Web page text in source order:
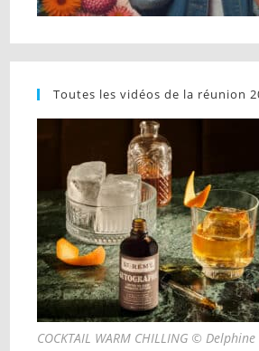
Toutes les vidéos de la réunion
COCKTAIL WARM CHILLING © Delphine